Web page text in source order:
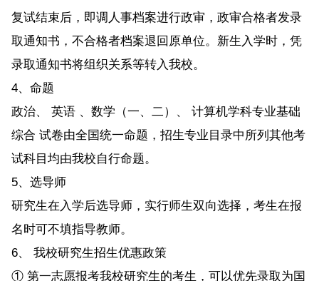
复试结束后，即调人事档案进行政审，政审合格者发录
取通知书，不合格者档案退回原单位。新生入学时，凭
录取通知书将组织关系等转入我校。
4、命题
政治、 英语 、数学（一、二）、 计算机学科专业基础
综合 试卷由全国统一命题，招生专业目录中所列其他考
试科目均由我校自行命题。
5、选导师
研究生在入学后选导师，实行师生双向选择，考生在报
名时可不填指导教师。
6、 我校研究生招生优惠政策
① 第一志愿报考我校研究生的考生，可以优先录取为国